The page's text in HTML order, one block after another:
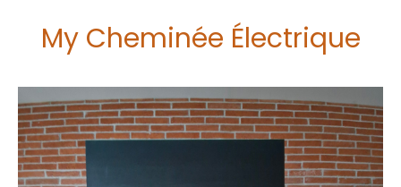
My Cheminée Électrique